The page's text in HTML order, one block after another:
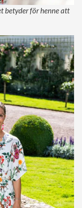
betyder för henne att